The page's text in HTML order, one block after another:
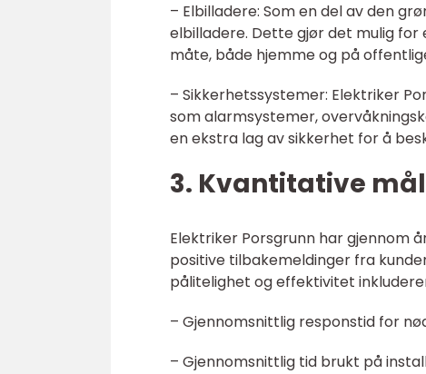
– Elbilladere: Som en del av den
elbilladere. Dette gjør det mulig
måte, både hjemme og på
– Sikkerhetssystemer: Elektriker
som alarmsystemer,
en ekstra lag av sikkerhet for å
3. Kvantitative
Elektriker Porsgrunn har gjennom
positive tilbakemeldinger fra
pålitelighet og effektivitet
– Gjennomsnittlig responstid for
– Gjennomsnittlig tid brukt på